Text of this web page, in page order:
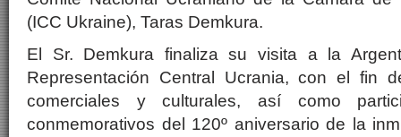
(ICC Ukraine), Taras Demkura.
El Sr. Demkura finaliza su visita a la
Representación Central Ucrania, con el fin
comerciales y culturales, así como
conmemorativos del 120º aniversario de la